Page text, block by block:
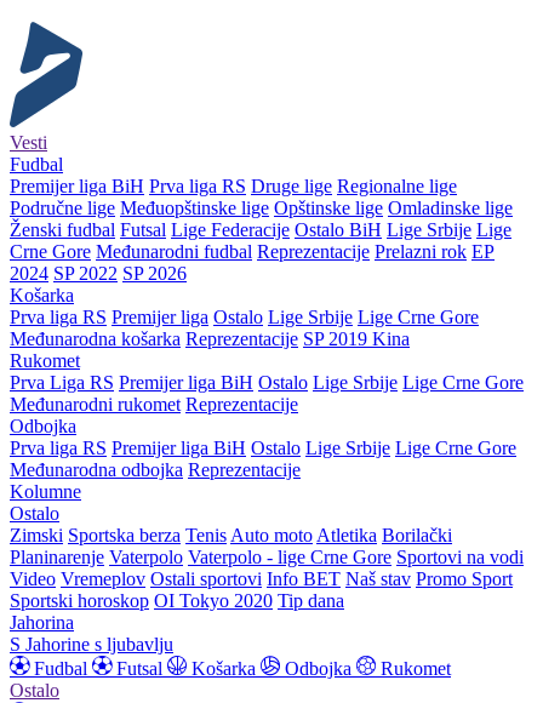
Vesti
Fudbal
Premijer liga BiH Prva liga RS Druge lige Regionalne lige
Područne lige Međuopštinske lige Opštinske lige Omladinske lige
Ženski fudbal Futsal Lige Federacije Ostalo BiH Lige Srbije Lige
Crne Gore Međunarodni fudbal Reprezentacije Prelazni rok EP
2024 SP 2022 SP 2026
Košarka
Prva liga RS Premijer liga Ostalo Lige Srbije Lige Crne Gore
Međunarodna košarka Reprezentacije SP 2019 Kina
Rukomet
Prva Liga RS Premijer liga BiH Ostalo Lige Srbije Lige Crne Gore
Međunarodni rukomet Reprezentacije
Odbojka
Prva liga RS Premijer liga BiH Ostalo Lige Srbije Lige Crne Gore
Međunarodna odbojka Reprezentacije
Kolumne
Ostalo
Zimski Sportska berza Tenis Auto moto Atletika Borilački
Planinarenje Vaterpolo Vaterpolo - lige Crne Gore Sportovi na vodi
Video Vremeplov Ostali sportovi Info BET Naš stav Promo Sport
Sportski horoskop OI Tokyo 2020 Tip dana
Jahorina
S Jahorine s ljubavlju
Fudbal
Futsal Košarka Odbojka
Rukomet
Ostalo